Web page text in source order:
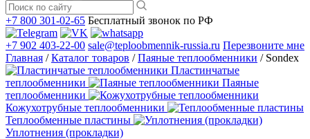
+7 800 301-02-65 Бесплатный звонок по РФ
+7 902 403-22-00 sale@teploobmennik-russia.ru Перезвоните мне
Главная /Каталог товаров /Паяные теплообменники / Sondex
Пластинчатые
теплообменники
Паяные
теплообменники
Кожухотрубные теплообменники
Теплообменные пластины
Уплотнения (прокладки)